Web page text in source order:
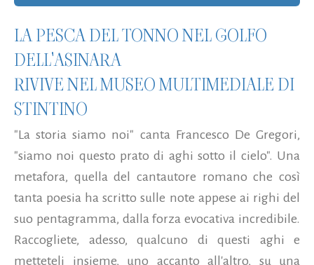
LA PESCA DEL TONNO NEL GOLFO
DELL'ASINARA
RIVIVE NEL MUSEO MULTIMEDIALE DI
STINTINO
"La storia siamo noi" canta Francesco De Gregori,
"siamo noi questo prato di aghi sotto il cielo". Una
metafora, quella del cantautore romano che così
tanta poesia ha scritto sulle note appese ai righi del
suo pentagramma, dalla forza evocativa incredibile.
Raccogliete, adesso, qualcuno di questi aghi e
metteteli insieme, uno accanto all'altro, su una